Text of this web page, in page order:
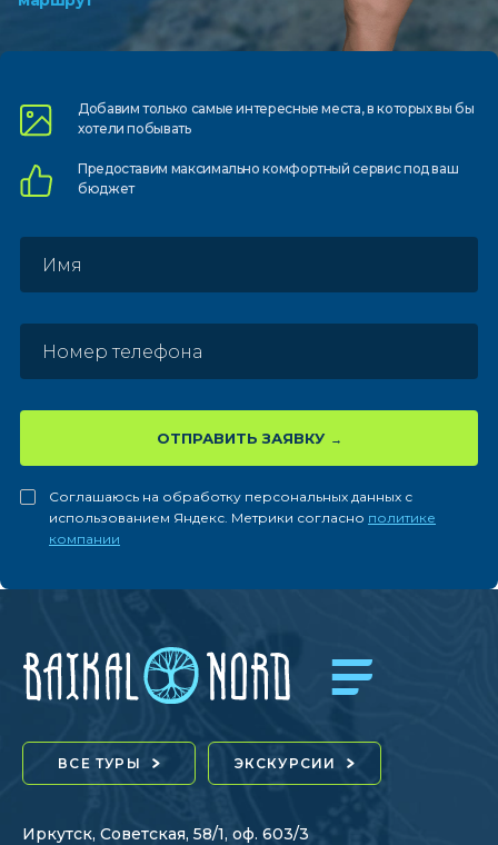
Добавим только самыеинтересные места, в которыхвы бы
хотели побывать
Предоставим максимально комфортныйсервис под ваш
бюджет
ОТПРАВИТЬ ЗАЯВКУ
Соглашаюсь на обработку персональных данных с
использованием Яндекс. Метрики согласно политике
компании
ВСЕ ТУРЫ ЭКСКУРСИИ
Иркутск, Советская, 58/1, оф. 603/3